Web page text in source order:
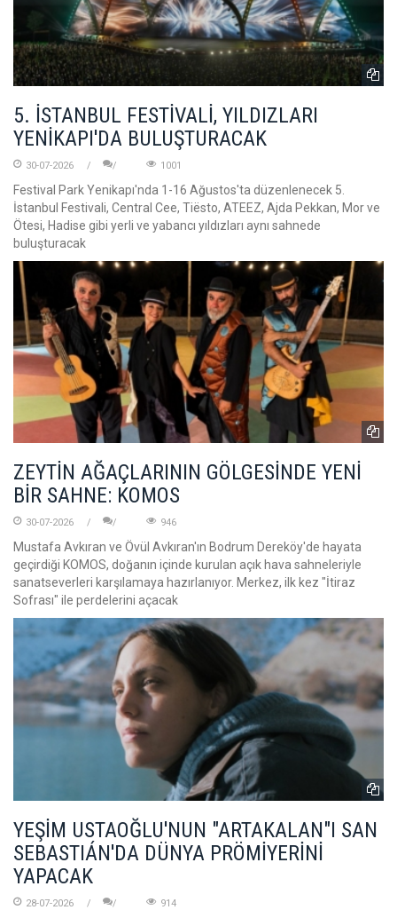
5. İSTANBUL FESTİVALİ, YILDIZLARI
YENİKAPI'DA BULUŞTURACAK
30-07-2026 1001
Festival Park Yenikapı'nda 1-16 Ağustos'ta düzenlenecek 5.
İstanbul Festivali, Central Cee, Tiësto, ATEEZ, Ajda Pekkan, Mor ve
Ötesi, Hadise gibi yerli ve yabancı yıldızları aynı sahnede
buluşturacak
ZEYTİN AĞAÇLARININ GÖLGESİNDE YENİ
BİR SAHNE: KOMOS
30-07-2026 946
Mustafa Avkıran ve Övül Avkıran'ın Bodrum Dereköy'de hayata
geçirdiği KOMOS, doğanın içinde kurulan açık hava sahneleriyle
sanatseverleri karşılamaya hazırlanıyor. Merkez, ilk kez "İtiraz
Sofrası" ile perdelerini açacak
YEŞİM USTAOĞLU'NUN "ARTAKALAN"I SAN
SEBASTIÁN'DA DÜNYA PRÖMİYERİNİ
YAPACAK
28-07-2026 914